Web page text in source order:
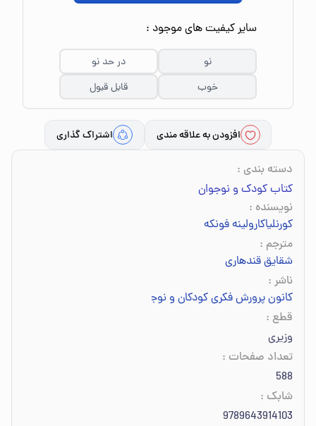
سایر کیفیت های موجود :
نو
در حد نو
خوب
قابل قبول
افزودن به علاقه مندی اشتراک گذاری
دسته بندی :
کتاب کودک و نوجوان
نویسنده :
کورنلیاکارولینه فونکه
مترجم :
شقایق قندهاری
ناشر :
کانون پرورش فکری کودکان و نوجوانان
قطع :
وزیری
تعداد صفحات :
588
شابک :
9789643914103